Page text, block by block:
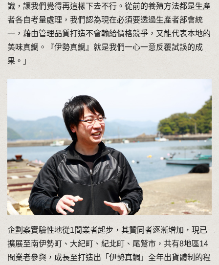
識，讓我們覺得再這樣下去不行。從前的養殖方法都是生產
者各自考量處理，我們認為現在必須要透過生產者部會統
一，藉由管理品質打造不會輸給價格競爭，又能代表本地的
美味真鯛。『伊勢真鯛』就是我們一心一意反覆試誤的成
果。」
企劃案實驗性地從1間業者起步，其贊同者逐漸增加，現已
擴展至南伊勢町、大紀町、紀北町、尾鷲市，共有8地區14
間業者參與，成長至打造出「伊勢真鯛」全年出貨體制的程